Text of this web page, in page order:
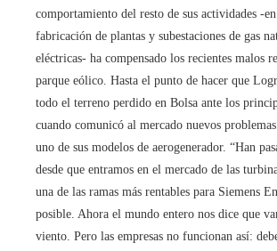
comportamiento del resto de sus actividades -
fabricación de plantas y subestaciones de gas
eléctricas- ha compensado los recientes malos
parque eólico. Hasta el punto de hacer que
todo el terreno perdido en Bolsa ante los
cuando comunicó al mercado nuevos
uno de sus modelos de aerogenerador. “Han
desde que entramos en el mercado de las
una de las ramas más rentables para Siemens
posible. Ahora el mundo entero nos dice que
viento. Pero las empresas no funcionan así: